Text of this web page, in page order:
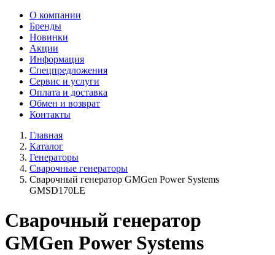
О компании
Бренды
Новинки
Акции
Информация
Спецпредложения
Сервис и услуги
Оплата и доставка
Обмен и возврат
Контакты
Главная
Каталог
Генераторы
Сварочные генераторы
Сварочный генератор GMGen Power Systems
GMSD170LE
Сварочный генератор
GMGen Power Systems